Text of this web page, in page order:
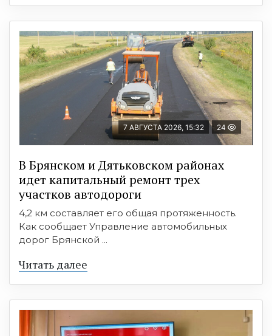
7 АВГУСТА 2026, 15:32 24
В Брянском и Дятьковском районах
идет капитальный ремонт трех
участков автодороги
4,2 км составляет его общая протяженность.
Как сообщает Управление автомобильных
дорог Брянской ...
Читать далее